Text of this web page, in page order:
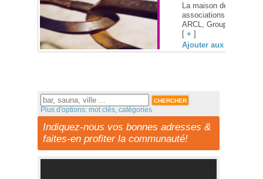
La maison des
associations
ARCL, Groupe du 6
[ + ]
Ajouter aux favoris
Plus d'options: mot clés, catégories
Indiquez-nous vos bonnes adresses &
faites-en profiter la communauté!